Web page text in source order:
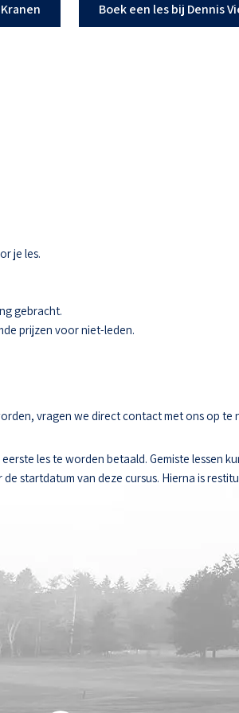
Boek een les bij Dennis
je les.
gebracht.
prijzen voor niet-leden.
vragen we direct contact met ons op te
les te worden betaald. Gemiste lessen
startdatum van deze cursus. Hierna is